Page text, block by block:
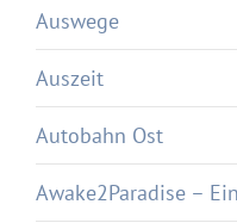
Auswege
Auszeit
Autobahn Ost
Awake2Paradise –